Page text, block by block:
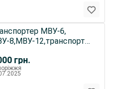
грн.
МВУ-6,
8,МВУ-12,транспортер